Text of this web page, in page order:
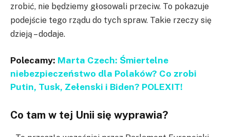
zrobić, nie będziemy głosowali przeciw. To pokazuje
podejście tego rządu do tych spraw. Takie rzeczy się
dzieją – dodaje.
Polecamy: Marta Czech: Śmiertelne
niebezpieczeństwo dla Polaków? Co zrobi
Putin, Tusk, Zełenski i Biden? POLEXIT!
Co tam w tej Unii się wyprawia?